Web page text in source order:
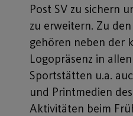
Post SV zu sichern
zu erweitern. Zu
gehören neben der
Logopräsenz in
Sportstätten u.a.
und Printmedien
Aktivitäten beim